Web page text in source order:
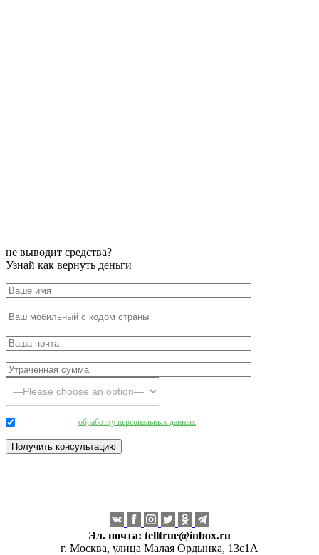
не выводит средства?
Узнай как вернуть деньги
обработку персональных данных
Эл. почта: telltrue@inbox.ru
г. Москва, улица Малая Ордынка, 13с1А